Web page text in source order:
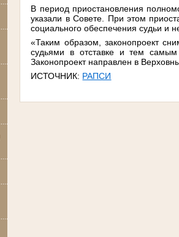
В период приостановления
указали в Совете. При этом
социального обеспечения судьи и
«Таким образом, законопроект
судьями в отставке и тем
Законопроект направлен в
ИСТОЧНИК: РАПСИ